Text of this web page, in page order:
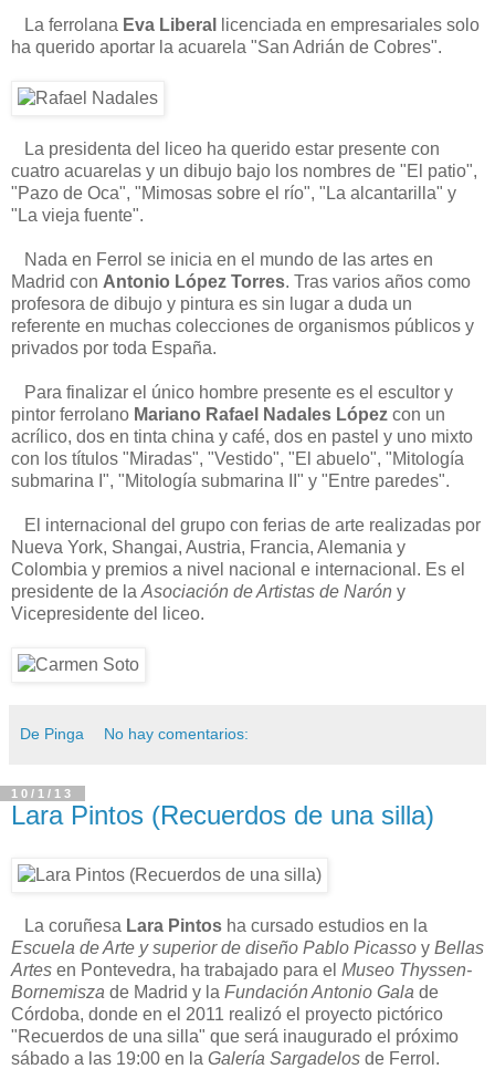
La ferrolana Eva Liberal
licenciada en empresariales solo
ha querido aportar la acuarela "San Adrián de Cobres".
La presidenta del liceo ha querido estar presente con
cuatro acuarelas y un dibujo bajo los nombres de "El patio",
"Pazo de Oca", "Mimosas sobre el río", "La alcantarilla" y
"La vieja fuente".
Nada en Ferrol se inicia en el mundo de las artes en
Madrid con Antonio López Torres. Tras varios años como
profesora de dibujo y pintura es sin lugar a duda un
referente en muchas colecciones de organismos públicos y
privados por toda España.
Para finalizar el único hombre presente es el escultor y
pintor ferrolano Mariano Rafael Nadales López con un
acrílico, dos en tinta china y café, dos en pastel y uno mixto
con los títulos "Miradas", "Vestido", "El abuelo", "Mitología
submarina I", "Mitología submarina II" y "Entre paredes".
El internacional del grupo con ferias de arte realizadas por
Nueva York, Shangai, Austria, Francia, Alemania y
Colombia y premios a nivel nacional e internacional. Es el
presidente de la Asociación de Artistas de Narón y
Vicepresidente del liceo.
De Pinga No hay comentarios:
10/1/13
Lara Pintos (Recuerdos de una silla)
La coruñesa Lara Pintos ha cursado estudios en la
Escuela de Arte y superior de diseño Pablo Picasso y Bellas
Artes en Pontevedra, ha trabajado para el Museo Thyssen-
Bornemisza de Madrid y la Fundación Antonio Gala de
Córdoba, donde en el 2011 realizó el proyecto pictórico
"Recuerdos de una silla" que será inaugurado el próximo
sábado a las 19:00 en la Galería Sargadelos de Ferrol.